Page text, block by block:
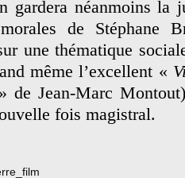
néanmoins la
de Stéphane
une thématique
même l’excellent «
de Jean-Marc
fois magistral.